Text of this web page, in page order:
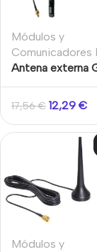
Módulos y
Comunicadores
Antena externa
para LigthSYS+
20cm
17,56€ 12,29 €
Módulos y